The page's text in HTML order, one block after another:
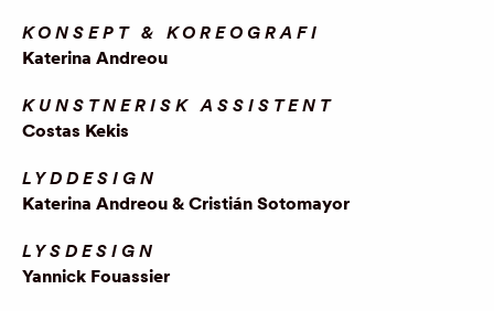
KONSEPT & KOREOGRAFI
Katerina Andreou
KUNSTNERISK ASSISTENT
Costas Kekis
LYDDESIGN
Katerina Andreou & Cristián Sotomayor
LYSDESIGN
Yannick Fouassier